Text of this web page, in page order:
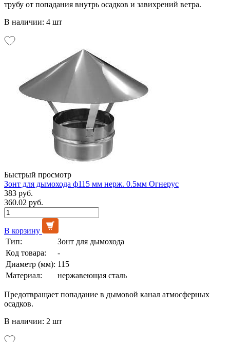
трубу от попадания внутрь осадков и завихрений ветра.
В наличии: 4 шт
Быстрый просмотр
Зонт для дымохода ф115 мм нерж. 0.5мм Огнерус
383 руб.
360.02 руб.
В корзину
Тип:
Зонт для дымохода
Код товара:
-
Диаметр (мм): 115
Материал:
нержавеющая сталь
Предотвращает попадание в дымовой канал атмосферных
осадков.
В наличии: 2 шт